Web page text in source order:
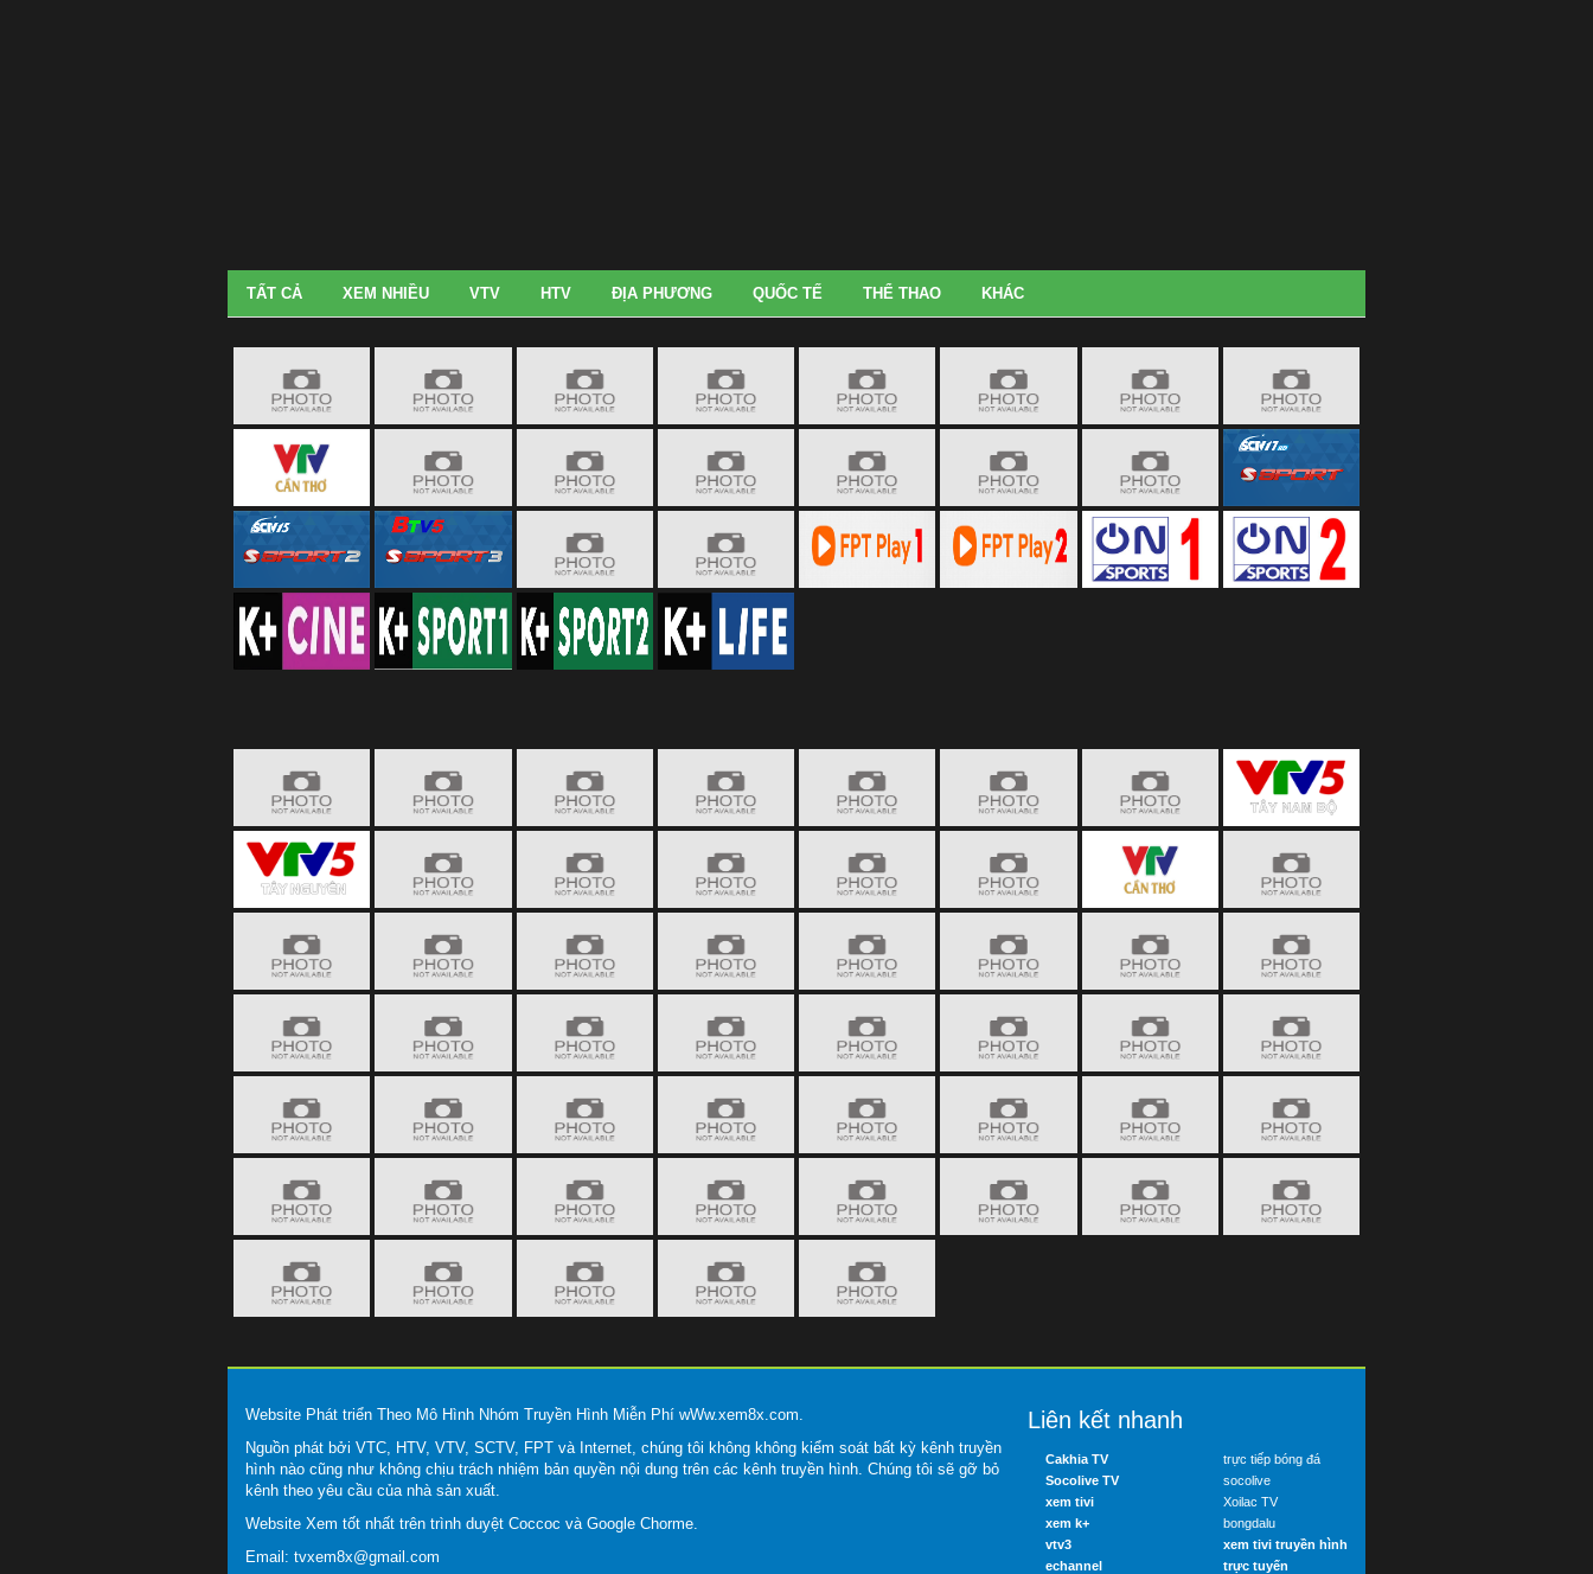
TẤT CẢ XEM NHIỀU VTV HTV ĐỊA PHƯƠNG QUỐC TẾ THỂ THAO KHÁC
Website Phát triển Theo Mô Hình Nhóm Truyền Hình Miễn Phí wWw.xem8x.com.
Nguồn phát bởi VTC, HTV, VTV, SCTV, FPT và Internet, chúng tôi không không kiểm soát bất kỳ kênh truyền
hình nào cũng như không chịu trách nhiệm bản quyền nội dung trên các kênh truyền hình. Chúng tôi sẽ gỡ bỏ
kênh theo yêu cầu của nhà sản xuất.
Website Xem tốt nhất trên trình duyệt Coccoc và Google Chorme.
Email: tvxem8x@gmail.com
Liên kết nhanh
Cakhia TV
Socolive TV
xem tivi
xem k+
vtv3
echannel
trực tiếp bóng đá
socolive
Xoilac TV
bongdalu
xem tivi truyền hình
trực tuyến